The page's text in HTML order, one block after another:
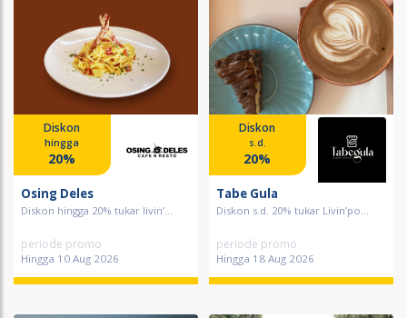
Diskon
hingga
20%
Osing Deles
Diskon hingga 20% tukar livin’...
periode promo
Hingga 10 Aug 2026
Diskon
s.d.
20%
Tabe Gula
Diskon s.d. 20% tukar Livin’po...
periode promo
Hingga 18 Aug 2026